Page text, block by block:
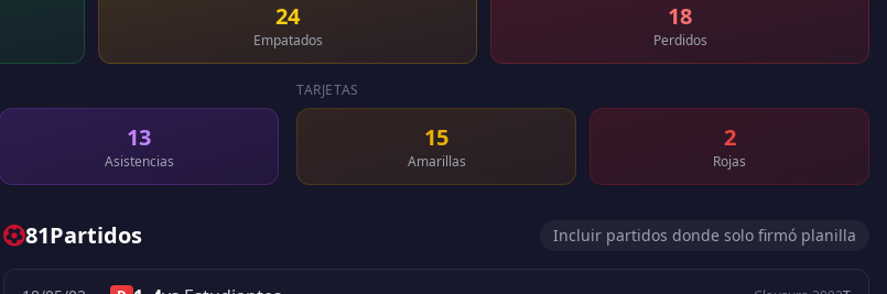
24
Empatados
18
Perdidos
13
Asistencias
TARJETAS
15
Amarillas
2
Rojas
81Partidos Incluir partidos donde solo firmó planilla